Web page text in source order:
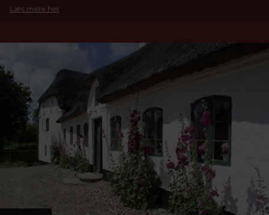
Læs mere her